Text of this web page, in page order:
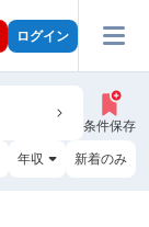
ログイン
条件保存
年収 新着のみ